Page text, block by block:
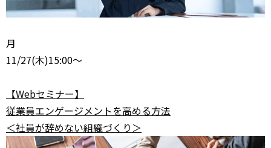
月
11/27(木)15:00～
【Webセミナー】
従業員エンゲージメントを高める方法
＜社員が辞めない組織づくり＞